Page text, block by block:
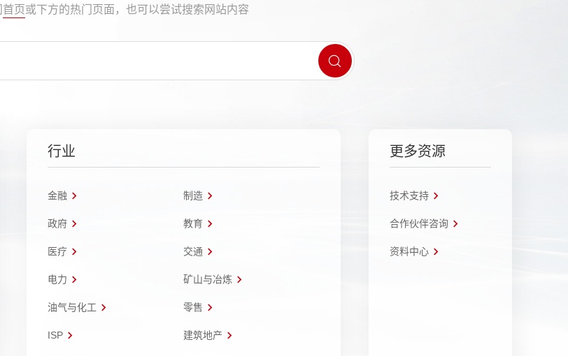
首页或下方的热门页面，也可以尝试搜索网站内容
行业
金融 制造
政府 教育
医疗 交通
电力 矿山与冶炼
油气与化工 零售
ISP 建筑地产
更多资源
技术支持
合作伙伴咨询
资料中心